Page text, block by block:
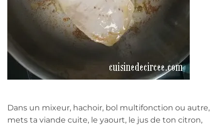
Dans un mixeur, hachoir, bol multifonction ou autre,
mets ta viande cuite, le yaourt, le jus de ton citron,